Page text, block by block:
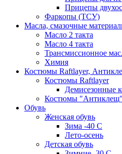
Прицепы
Фаркопы (ТСУ)
Масла, смазочные
Масло 2 такта
Масло 4 такта
Трансмиссионное
Химия
Костюмы Raftlayer,
Костюмы Raftlayer
Демисезонные
Костюмы "Антиклещ"
Обувь
Женская обувь
Зима -40 С
Лето-осень
Детская обувь